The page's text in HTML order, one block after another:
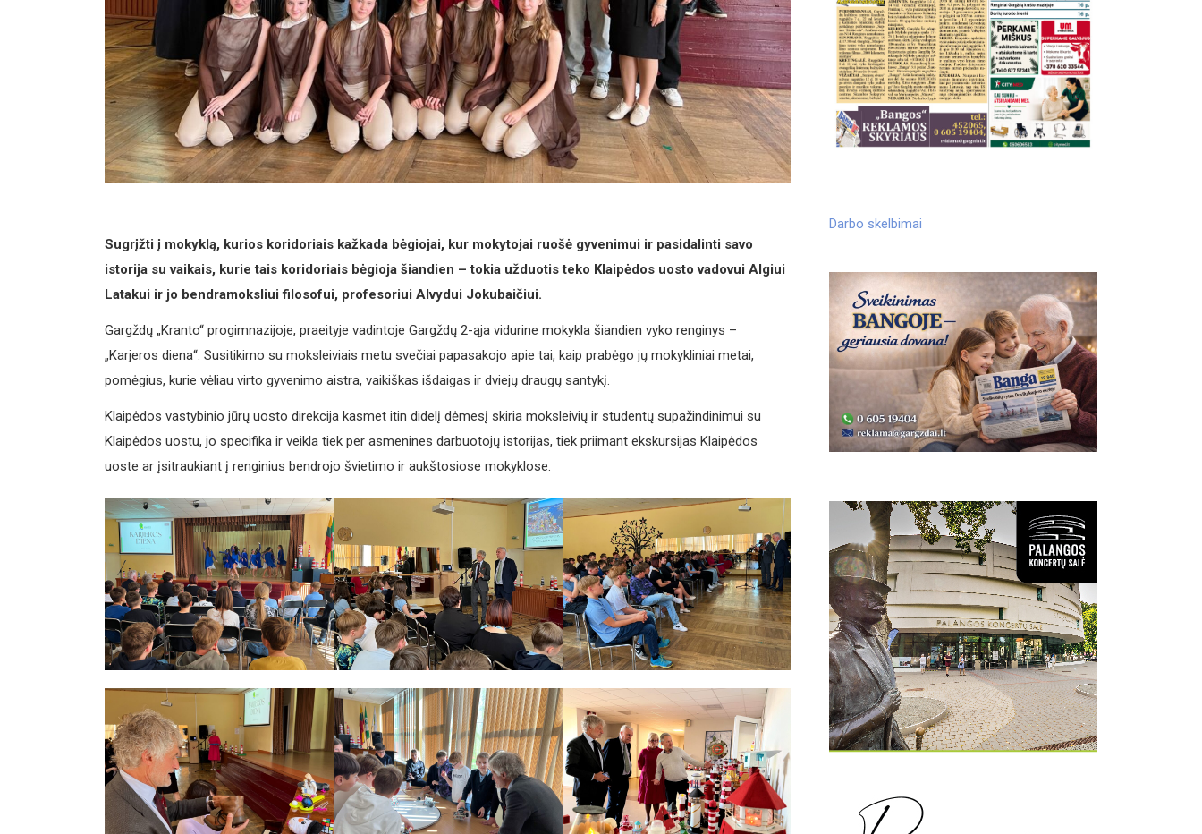
Sugrįžti į mokyklą, kurios koridoriais kažkada bėgiojai, kur mokytojai ruošė gyvenimui ir pasidalinti savo
istorija su vaikais, kurie tais koridoriais bėgioja šiandien – tokia užduotis teko Klaipėdos uosto vadovui Algiui
Latakui ir jo bendramoksliui filosofui, profesoriui Alvydui Jokubaičiui.
Gargždų „Kranto“ progimnazijoje, praeityje vadintoje Gargždų 2-ąja vidurine mokykla šiandien vyko renginys –
„Karjeros diena“. Susitikimo su moksleiviais metu svečiai papasakojo apie tai, kaip prabėgo jų mokykliniai metai,
pomėgius, kurie vėliau virto gyvenimo aistra, vaikiškas išdaigas ir dviejų draugų santykį.
Klaipėdos vastybinio jūrų uosto direkcija kasmet itin didelį dėmesį skiria moksleivių ir studentų supažindinimui su
Klaipėdos uostu, jo specifika ir veikla tiek per asmenines darbuotojų istorijas, tiek priimant ekskursijas Klaipėdos
uoste ar įsitraukiant į renginius bendrojo švietimo ir aukštosiose mokyklose.
Darbo skelbimai